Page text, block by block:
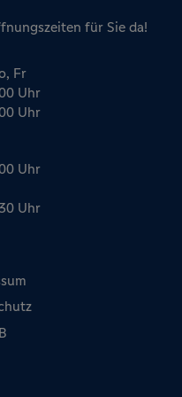
Tag Manager von Google setzt ein
für Sie da!
Fr
Uhr
Uhr
Uhr
Uhr